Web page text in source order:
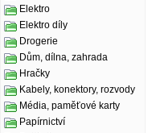
Elektro
Elektro díly
Drogerie
Dům, dílna, zahrada
Hračky
Kabely, konektory, rozvody
Média, paměťové karty
Papírnictví